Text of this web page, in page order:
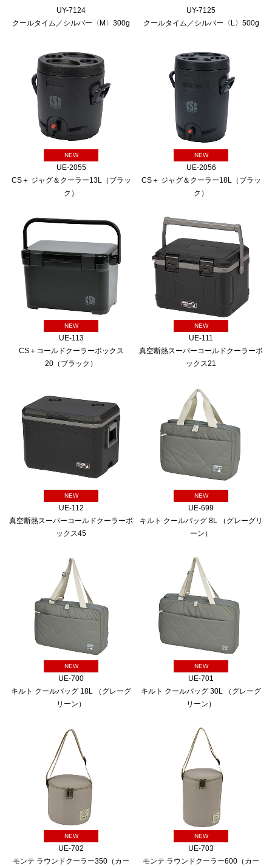
UY-7124
クールタイム／シルバー〈M〉300g
UY-7125
クールタイム／シルバー〈L〉500g
NEW
UE-2055
CS＋ ジャグ＆クーラー13L（ブラッ
ク）
NEW
UE-2056
CS＋ ジャグ＆クーラー18L（ブラッ
ク）
NEW
UE-113
CS＋コールドクーラーボックス
20（ブラック）
NEW
UE-111
真空断熱スーパーコールドクーラーボ
ックス21
NEW
UE-112
真空断熱スーパーコールドクーラーボ
ックス45
NEW
UE-699
キルト クールバッグ 8L （グレーグリ
ーン）
NEW
UE-700
キルト クールバッグ 18L （グレーグ
リーン）
NEW
UE-701
キルト クールバッグ 30L （グレーグ
リーン）
NEW
UE-702
モンテ ラウンドクーラー350（カー
NEW
UE-703
モンテ ラウンドクーラー600（カー